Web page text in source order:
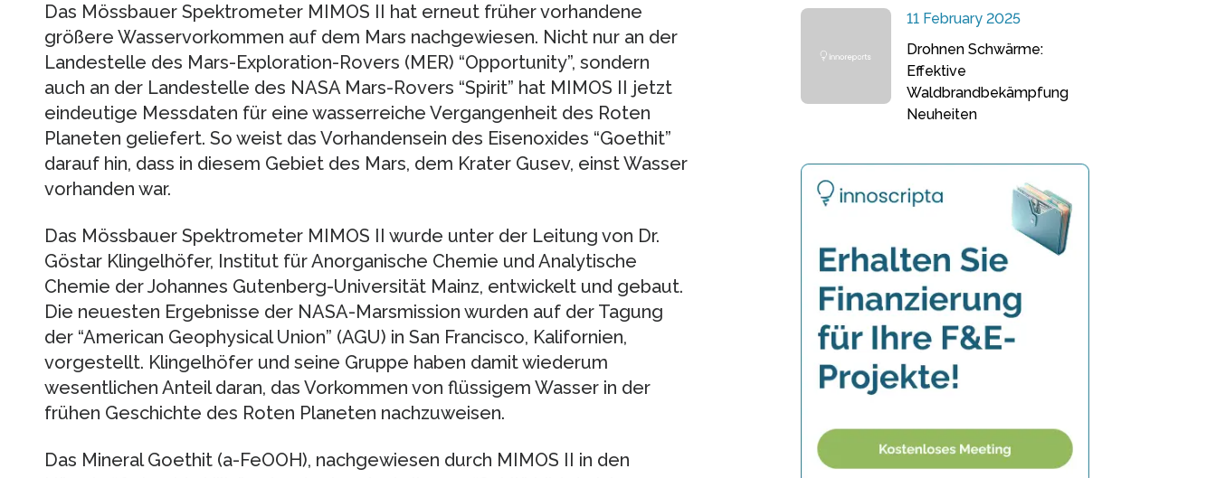
Das Mössbauer Spektrometer MIMOS II hat erneut früher vorhandene
größere Wasservorkommen auf dem Mars nachgewiesen. Nicht nur an der
Landestelle des Mars-Exploration-Rovers (MER) “Opportunity”, sondern
auch an der Landestelle des NASA Mars-Rovers “Spirit” hat MIMOS II jetzt
eindeutige Messdaten für eine wasserreiche Vergangenheit des Roten
Planeten geliefert. So weist das Vorhandensein des Eisenoxides “Goethit”
darauf hin, dass in diesem Gebiet des Mars, dem Krater Gusev, einst Wasser
vorhanden war.
Das Mössbauer Spektrometer MIMOS II wurde unter der Leitung von Dr.
Göstar Klingelhöfer, Institut für Anorganische Chemie und Analytische
Chemie der Johannes Gutenberg-Universität Mainz, entwickelt und gebaut.
Die neuesten Ergebnisse der NASA-Marsmission wurden auf der Tagung
der “American Geophysical Union” (AGU) in San Francisco, Kalifornien,
vorgestellt. Klingelhöfer und seine Gruppe haben damit wiederum
wesentlichen Anteil daran, das Vorkommen von flüssigem Wasser in der
frühen Geschichte des Roten Planeten nachzuweisen.
Das Mineral Goethit (a-FeOOH), nachgewiesen durch MIMOS II in den
11 February 2025
Drohnen Schwärme:
Effektive
Waldbrandbekämpfung
Neuheiten